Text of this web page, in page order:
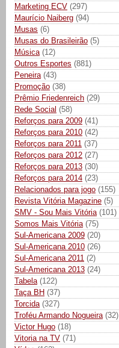
Marketing ECV (297)
Maurício Naiberg (94)
Musas (6)
Musas do Brasileirão (5)
Música (12)
Outros Esportes (881)
Peneira (43)
Promoção (38)
Prêmio Friedenreich (29)
Rede Social (58)
Reforços para 2009 (41)
Reforços para 2010 (42)
Reforços para 2011 (37)
Reforços para 2012 (27)
Reforços para 2013 (30)
Reforços para 2014 (23)
Relacionados para jogo (155)
Revista Vitória Magazine (5)
SMV - Sou Mais Vitória (101)
Somos Mais Vitória (75)
Sul-Americana 2009 (20)
Sul-Americana 2010 (26)
Sul-Americana 2011 (2)
Sul-Americana 2013 (24)
Tabela (122)
Taça BH (37)
Torcida (327)
Troféu Armando Nogueira (32)
Victor Hugo (18)
Vitoria na TV (71)